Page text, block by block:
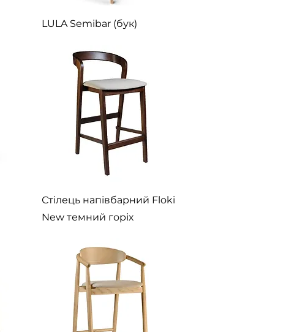
Швидкий перегляд
LULA Semibar (бук)
Швидкий перегляд
Стілець напівбарний Floki
New темний горіх